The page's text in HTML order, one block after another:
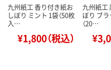
九州紙工 香り付き紙お
しぼり ミント 1袋（50枚
入…
¥1,800（税込）
九州紙工
ぼり ブ
（20…